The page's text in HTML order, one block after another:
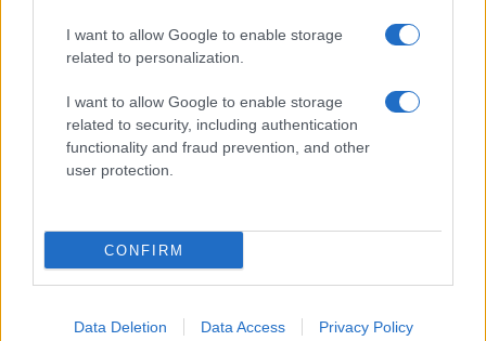
I want to allow Google to enable storage
related to personalization.
I want to allow Google to enable storage
related to security, including authentication
functionality and fraud prevention, and other
user protection.
CONFIRM
Data Deletion Data Access Privacy Policy
familie zwaargewond